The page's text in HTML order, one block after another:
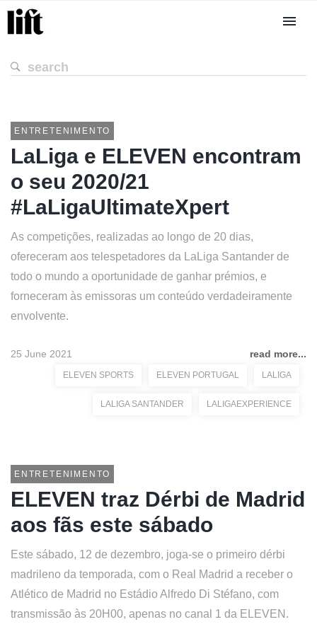
ENTRETENIMENTO
LaLiga e ELEVEN encontram
o seu 2020/21
#LaLigaUltimateXpert
As competições, realizadas ao longo de 20 dias,
ofereceram aos telespetadores da LaLiga Santander de
todo o mundo a oportunidade de ganhar prémios, e
forneceram às emissoras um conteúdo verdadeiramente
envolvente.
25 June 2021 read more...
ELEVEN SPORTS ELEVEN PORTUGAL LALIGA
LALIGA SANTANDER LALIGAEXPERIENCE
ENTRETENIMENTO
ELEVEN traz Dérbi de Madrid
aos fãs este sábado
Este sábado, 12 de dezembro, joga-se o primeiro dérbi
madrileno da temporada, com o Real Madrid a receber o
Atlético de Madrid no Estádio Alfredo Di Stéfano, com
transmissão às 20H00, apenas no canal 1 da ELEVEN.